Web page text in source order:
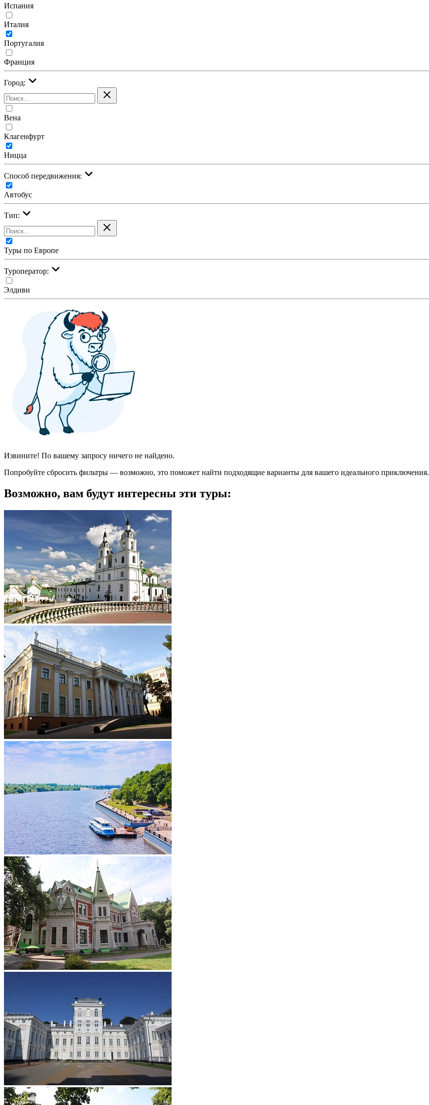
Испания
Италия
Португалия
Франция
Город:
Вена
Клагенфурт
Ницца
Cпособ передвижения:
Автобус
Тип:
Туры по Европе
Туроператор:
Элдиви
Извините! По вашему запросу ничего не найдено.
Попробуйте сбросить фильтры — возможно, это поможет найти подходящие варианты для вашего идеального приключения.
Возможно, вам будут интересны эти туры: